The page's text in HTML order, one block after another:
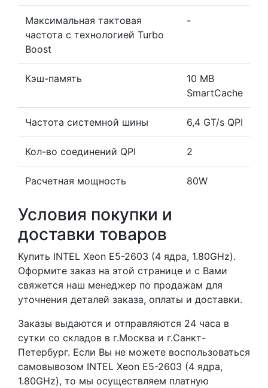
Максимальная тактовая
частота с технологией Turbo
Boost
-
Кэш-память
10 MB
SmartCache
Частота системной шины 6,4 GT/s QPI
Кол-во соединений QPI 2
Расчетная мощность 80W
Условия покупки и
доставки товаров
Купить INTEL Xeon E5-2603 (4 ядра, 1.80GHz).
Оформите заказ на этой странице и с Вами
свяжется наш менеджер по продажам для
уточнения деталей заказа, оплаты и доставки.
Заказы выдаются и отправляются 24 часа в
сутки со складов в г.Москва и г.Санкт-
Петербург. Если Вы не можете воспользоваться
самовывозом INTEL Xeon E5-2603 (4 ядра,
1.80GHz), то мы осуществляем платную